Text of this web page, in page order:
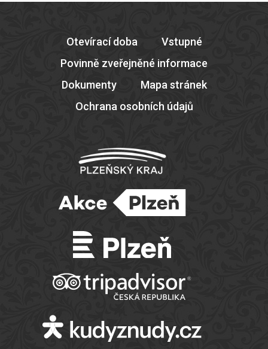
Otevírací doba
Vstupné
Povinně zveřejněné informace
Dokumenty
Mapa stránek
Ochrana osobních údajů